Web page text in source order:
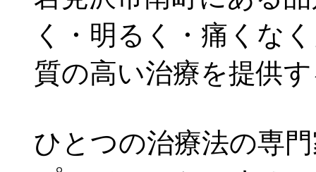
く・明るく・痛くな
質の高い治療を提供
ひとつの治療法の専